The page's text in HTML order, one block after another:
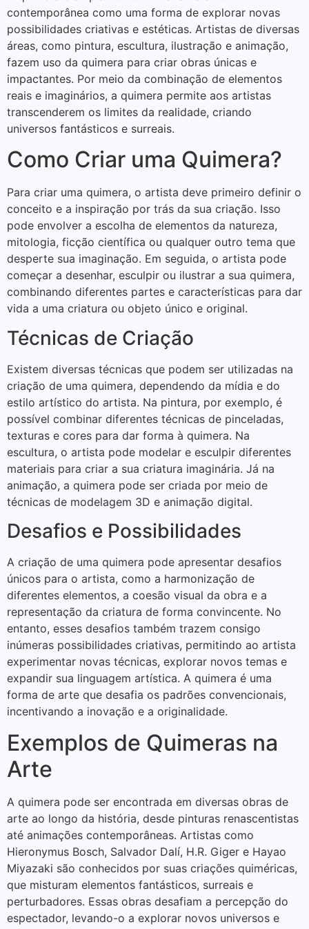
contemporânea como uma forma de explorar novas
possibilidades criativas e estéticas. Artistas de diversas
áreas, como pintura, escultura, ilustração e animação,
fazem uso da quimera para criar obras únicas e
impactantes. Por meio da combinação de elementos
reais e imaginários, a quimera permite aos artistas
transcenderem os limites da realidade, criando
universos fantásticos e surreais.
Como Criar uma Quimera?
Para criar uma quimera, o artista deve primeiro definir o
conceito e a inspiração por trás da sua criação. Isso
pode envolver a escolha de elementos da natureza,
mitologia, ficção científica ou qualquer outro tema que
desperte sua imaginação. Em seguida, o artista pode
começar a desenhar, esculpir ou ilustrar a sua quimera,
combinando diferentes partes e características para dar
vida a uma criatura ou objeto único e original.
Técnicas de Criação
Existem diversas técnicas que podem ser utilizadas na
criação de uma quimera, dependendo da mídia e do
estilo artístico do artista. Na pintura, por exemplo, é
possível combinar diferentes técnicas de pinceladas,
texturas e cores para dar forma à quimera. Na
escultura, o artista pode modelar e esculpir diferentes
materiais para criar a sua criatura imaginária. Já na
animação, a quimera pode ser criada por meio de
técnicas de modelagem 3D e animação digital.
Desafios e Possibilidades
A criação de uma quimera pode apresentar desafios
únicos para o artista, como a harmonização de
diferentes elementos, a coesão visual da obra e a
representação da criatura de forma convincente. No
entanto, esses desafios também trazem consigo
inúmeras possibilidades criativas, permitindo ao artista
experimentar novas técnicas, explorar novos temas e
expandir sua linguagem artística. A quimera é uma
forma de arte que desafia os padrões convencionais,
incentivando a inovação e a originalidade.
Exemplos de Quimeras na
Arte
A quimera pode ser encontrada em diversas obras de
arte ao longo da história, desde pinturas renascentistas
até animações contemporâneas. Artistas como
Hieronymus Bosch, Salvador Dalí, H.R. Giger e Hayao
Miyazaki são conhecidos por suas criações quiméricas,
que misturam elementos fantásticos, surreais e
perturbadores. Essas obras desafiam a percepção do
espectador, levando-o a explorar novos universos e